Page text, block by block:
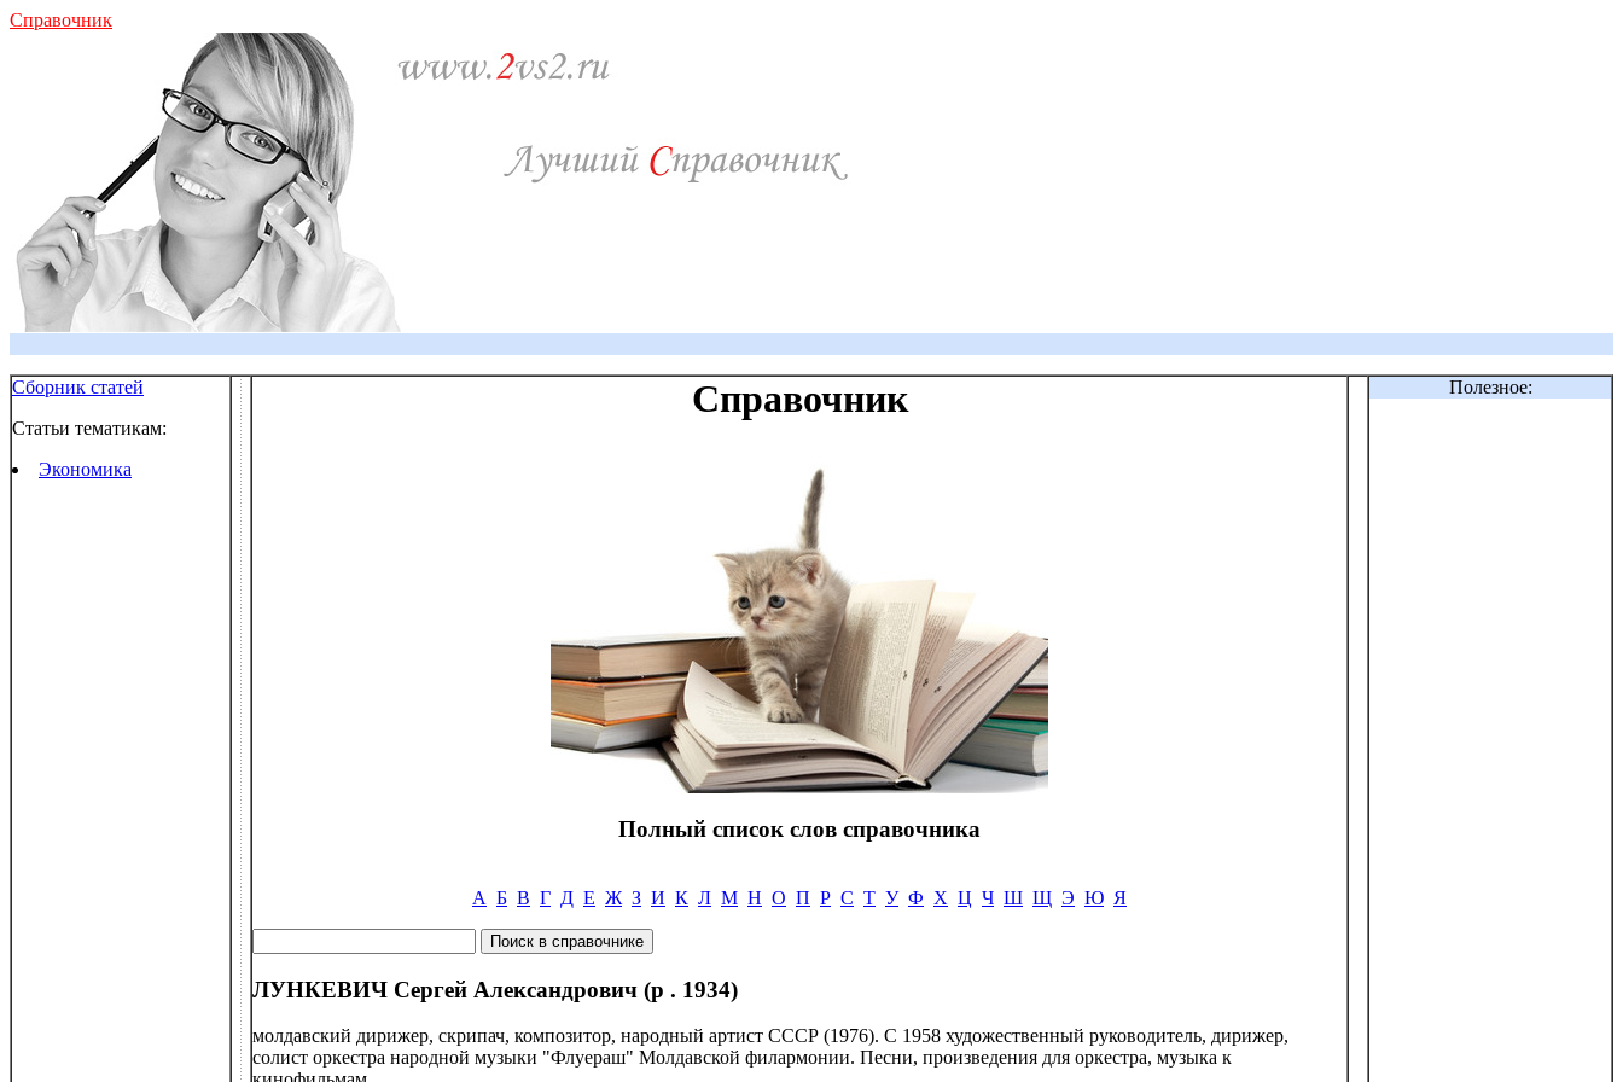
Справочник
Сборник статей
Статьи тематикам:
Экономика
Справочник
Полный список слов справочника
А Б В Г Д Е Ж З И К Л М Н О П Р С Т У Ф Х Ц Ч Ш Щ Э Ю Я
ЛУНКЕВИЧ Сергей Александрович (р . 1934)
молдавский дирижер, скрипач, композитор, народный артист СССР (1976). С 1958 художественный руководитель, дирижер,
солист оркестра народной музыки "Флуераш" Молдавской филармонии. Песни, произведения для оркестра, музыка к
Полезное: